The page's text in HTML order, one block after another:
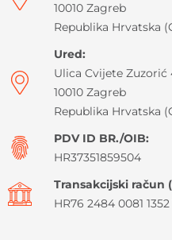
10010 Zagreb
Republika Hrvatska
Ured:
Ulica Cvijete Zuzorić
10010 Zagreb
Republika Hrvatska
PDV ID BR./OIB:
HR37351859504
Transakcijski račun
HR76 2484 0081 1352